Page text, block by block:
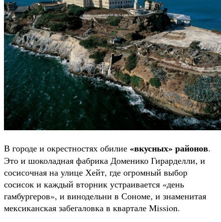
В городе и окрестностях обилие «вкусных» районов.
Это и шоколадная фабрика Доменико Гирарделли, и
сосисочная на улице Хейт, где огромный выбор
сосисок и каждый вторник устраивается «день
гамбургеров», и винодельни в Сономе, и знаменитая
мексиканская забегаловка в квартале Mission.